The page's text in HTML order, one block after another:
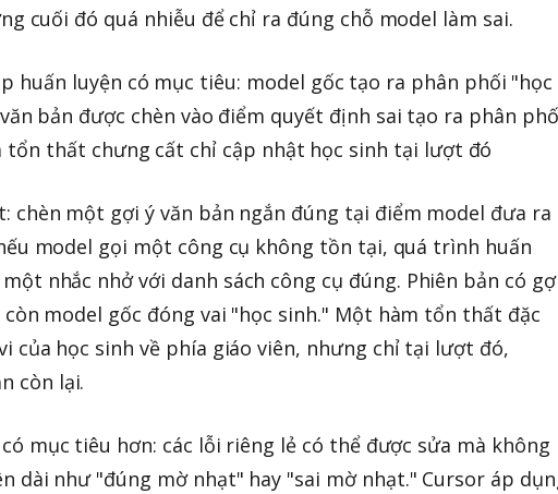
cuối đó quá nhiễu để chỉ ra đúng chỗ model làm sai.
chèn một gợi ý văn bản ngắn đúng tại điểm model đưa ra
model gọi một công cụ không tồn tại, quá trình huấn
nhắc nhở với danh sách công cụ đúng. Phiên bản có
model gốc đóng vai "học sinh." Một hàm tổn thất đặc
của học sinh về phía giáo viên, nhưng chỉ tại lượt đó,
còn lại.
mục tiêu hơn: các lỗi riêng lẻ có thể được sửa mà không
dài như "đúng mờ nhạt" hay "sai mờ nhạt." Cursor áp